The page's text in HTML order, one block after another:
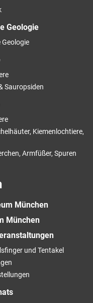
Geologie
Geologie
Sauropsiden
Kiemenlochtiere,
Armfüßer, Spuren
München
München
und Tentakel